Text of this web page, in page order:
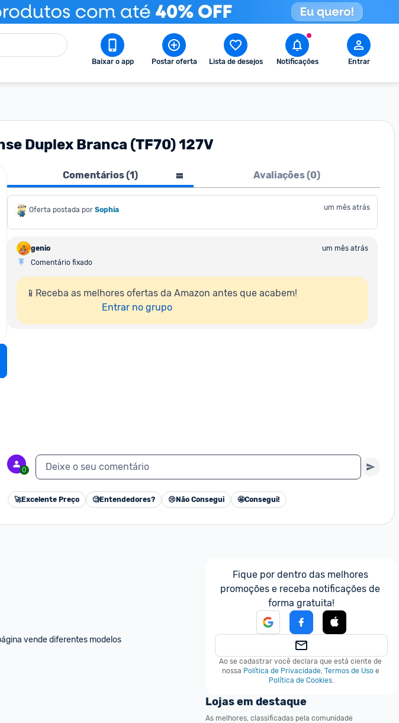
Baixar o app Postar oferta Lista de desejos Notificações Entrar
Duplex Branca (TF70) 127V
Comentários (1) Avaliações (0)
Oferta postada por Sophia um mês atrás
genio
um mês atrás
Comentário fixado
📱Receba as melhores ofertas da Amazon antes que acabem!
Entrar no grupo
0 Deixe o seu comentário
🚀Excelente Preço 🧐Entendedores? 😢 Não Consegui 🤩Consegui!
vende diferentes modelos
Fique por dentro das melhores
promoções e receba notificações de
forma gratuita!
Ao se cadastrar você declara que está ciente de
nossa Política de Privacidade, Termos de Uso e
Política de Cookies.
Lojas em destaque
As melhores, classificadas pela comunidade